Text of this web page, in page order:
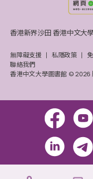
香港新界沙田 香港中文大
無障礙支援 私隱政策
聯絡我們
香港中文大學圖書館 © 2026